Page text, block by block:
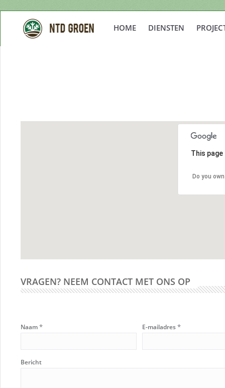
HOME DIENSTEN
This
Do you
VRAGEN? NEEM CONTACT MET ONS OP
Naam* E-mailadres*
Bericht